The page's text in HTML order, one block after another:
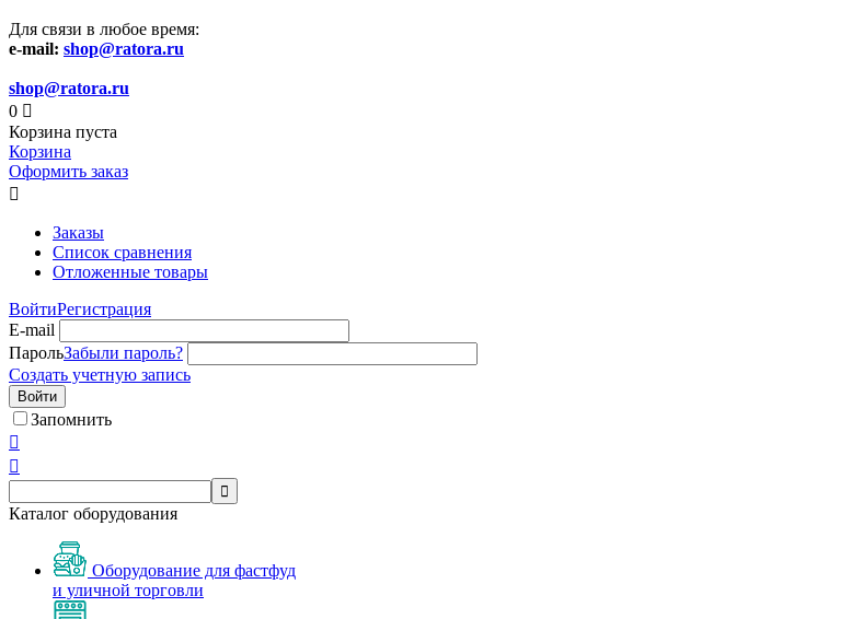
Для связи в любое время:
e-mail: shop@ratora.ru
shop@ratora.ru
0 
Корзина пуста
Корзина
Оформить заказ

Заказы
Список сравнения
Отложенные товары
ВойтиРегистрация
E-mail
ПарольЗабыли пароль?
Создать учетную запись
Войти
Запомнить



Каталог оборудования
Оборудование для фастфуд
и уличной торговли